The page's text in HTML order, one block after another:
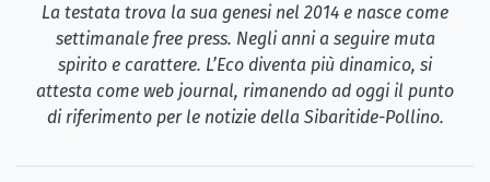
La testata trova la sua genesi nel 2014 e nasce come
settimanale free press. Negli anni a seguire muta
spirito e carattere. L’Eco diventa più dinamico, si
attesta come web journal, rimanendo ad oggi il punto
di riferimento per le notizie della Sibaritide-Pollino.